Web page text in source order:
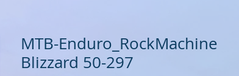
MTB-Enduro_RockMachine
Blizzard 50-297